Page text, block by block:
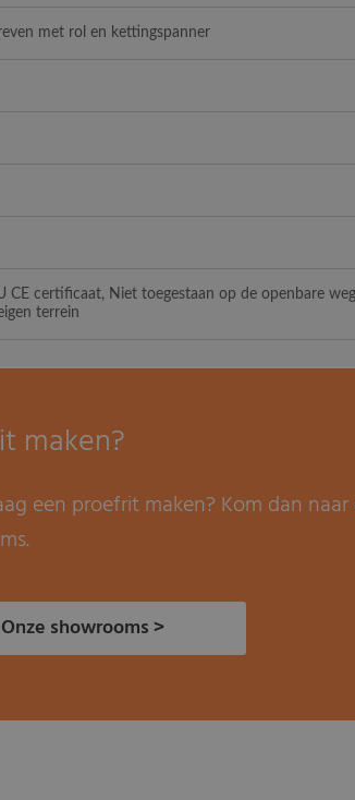
met rol en kettingspanner
CE certificaat, Niet toegestaan op de openbare
terrein
maken?
een proefrit maken? Kom dan
Onze showrooms >